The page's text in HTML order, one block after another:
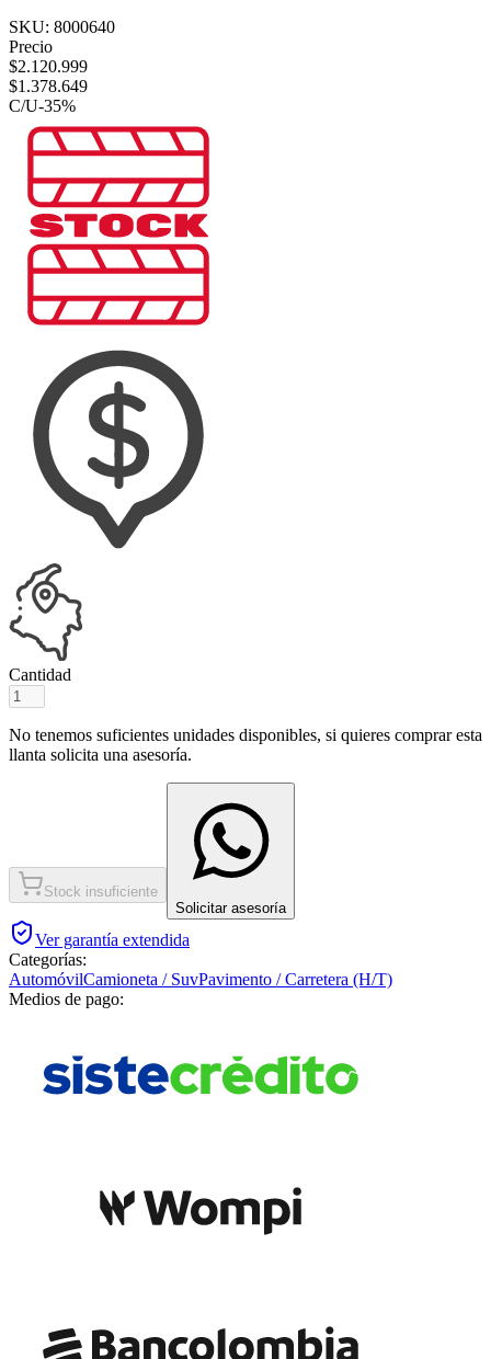
SKU: 8000640
Precio
$2.120.999
$1.378.649
C/U-35%
Cantidad
No tenemos suficientes unidades disponibles, si quieres comprar esta
llanta solicita una asesoría.
Stock insuficiente
Solicitar asesoría
Ver garantía extendida
Categorías:
AutomóvilCamioneta / SuvPavimento / Carretera (H/T)
Medios de pago: